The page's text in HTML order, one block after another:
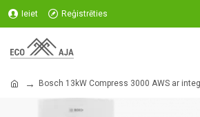
Ieiet Reģistrēties
Bosch 13kW Compress 3000 AWS ar